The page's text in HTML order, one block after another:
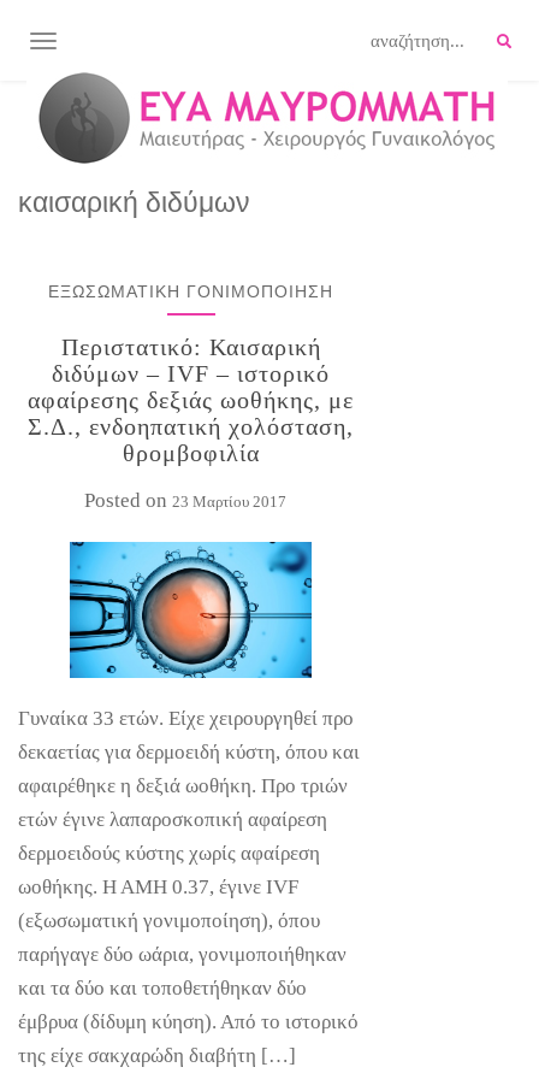
TOGGLE NAVIGATION
καισαρική διδύμων
ΕΞΩΣΩΜΑΤΙΚΗ ΓΟΝΙΜΟΠΟΙΗΣΗ
Περιστατικό: Καισαρική
διδύμων – IVF – ιστορικό
αφαίρεσης δεξιάς ωοθήκης, με
Σ.Δ., ενδοηπατική χολόσταση,
θρομβοφιλία
Posted on 23 Μαρτίου 2017
Γυναίκα 33 ετών. Είχε χειρουργηθεί προ
δεκαετίας για δερμοειδή κύστη, όπου και
αφαιρέθηκε η δεξιά ωοθήκη. Προ τριών
ετών έγινε λαπαροσκοπική αφαίρεση
δερμοειδούς κύστης χωρίς αφαίρεση
ωοθήκης. Η ΑΜΗ 0.37, έγινε IVF
(εξωσωματική γονιμοποίηση), όπου
παρήγαγε δύο ωάρια, γονιμοποιήθηκαν
και τα δύο και τοποθετήθηκαν δύο
έμβρυα (δίδυμη κύηση). Από το ιστορικό
της είχε σακχαρώδη διαβήτη […]